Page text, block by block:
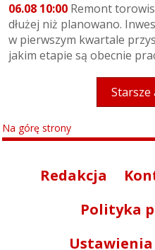
06.08 10:00 Remont
dłużej niż planowano.
w pierwszym kwartale
jakim etapie są obecnie
Starsze
Na górę strony
Redakcja
Polityka